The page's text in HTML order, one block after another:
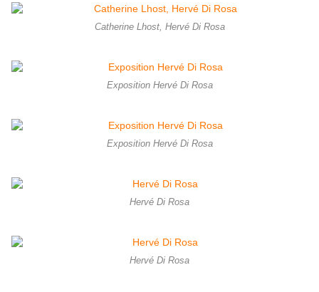
Catherine Lhost, Hervé Di Rosa
Exposition Hervé Di Rosa
Exposition Hervé Di Rosa
Hervé Di Rosa
Hervé Di Rosa